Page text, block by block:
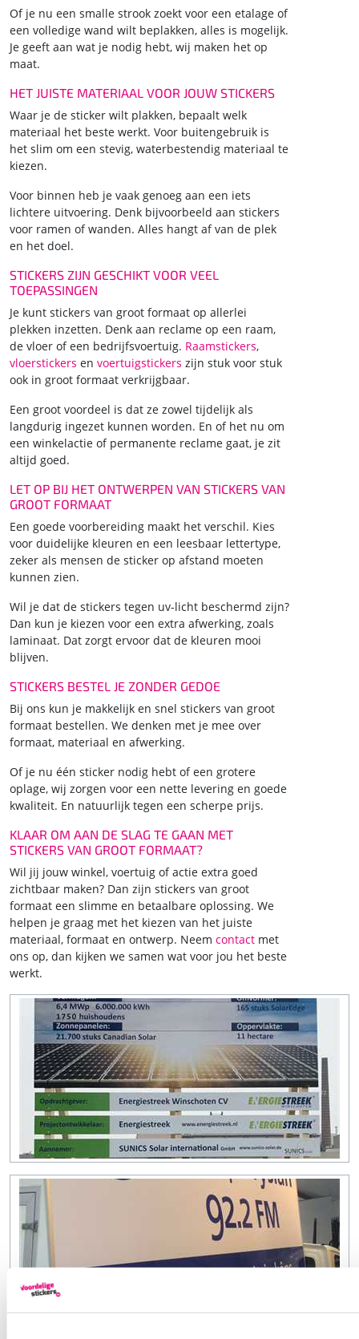
Of je nu een smalle strook zoekt voor een etalage of
een volledige wand wilt beplakken, alles is mogelijk.
Je geeft aan wat je nodig hebt, wij maken het op
maat.
HET JUISTE MATERIAAL VOOR JOUW STICKERS
Waar je de sticker wilt plakken, bepaalt welk
materiaal het beste werkt. Voor buitengebruik is
het slim om een stevig, waterbestendig materiaal te
kiezen.
Voor binnen heb je vaak genoeg aan een iets
lichtere uitvoering. Denk bijvoorbeeld aan stickers
voor ramen of wanden. Alles hangt af van de plek
en het doel.
STICKERS ZIJN GESCHIKT VOOR VEEL
TOEPASSINGEN
Je kunt stickers van groot formaat op allerlei
plekken inzetten. Denk aan reclame op een raam,
de vloer of een bedrijfsvoertuig. Raamstickers,
vloerstickers en voertuigstickers zijn stuk voor stuk
ook in groot formaat verkrijgbaar.
Een groot voordeel is dat ze zowel tijdelijk als
langdurig ingezet kunnen worden. En of het nu om
een winkelactie of permanente reclame gaat, je zit
altijd goed.
LET OP BIJ HET ONTWERPEN VAN STICKERS VAN
GROOT FORMAAT
Een goede voorbereiding maakt het verschil. Kies
voor duidelijke kleuren en een leesbaar lettertype,
zeker als mensen de sticker op afstand moeten
kunnen zien.
Wil je dat de stickers tegen uv-licht beschermd zijn?
Dan kun je kiezen voor een extra afwerking, zoals
laminaat. Dat zorgt ervoor dat de kleuren mooi
blijven.
STICKERS BESTEL JE ZONDER GEDOE
Bij ons kun je makkelijk en snel stickers van groot
formaat bestellen. We denken met je mee over
formaat, materiaal en afwerking.
Of je nu één sticker nodig hebt of een grotere
oplage, wij zorgen voor een nette levering en goede
kwaliteit. En natuurlijk tegen een scherpe prijs.
KLAAR OM AAN DE SLAG TE GAAN MET
STICKERS VAN GROOT FORMAAT?
Wil jij jouw winkel, voertuig of actie extra goed
zichtbaar maken? Dan zijn stickers van groot
formaat een slimme en betaalbare oplossing. We
helpen je graag met het kiezen van het juiste
materiaal, formaat en ontwerp. Neem contact met
ons op, dan kijken we samen wat voor jou het beste
werkt.